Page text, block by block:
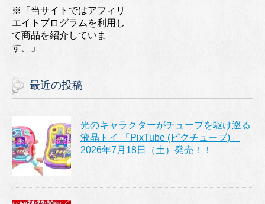
※「当サイトではアフィリ
エイトプログラムを利用し
て商品を紹介していま
す。」
最近の投稿
光のキャラクターがチューブを駆け巡る
液晶トイ 「PixTube (ピクチューブ)」
2026年7月18日（土）発売！！